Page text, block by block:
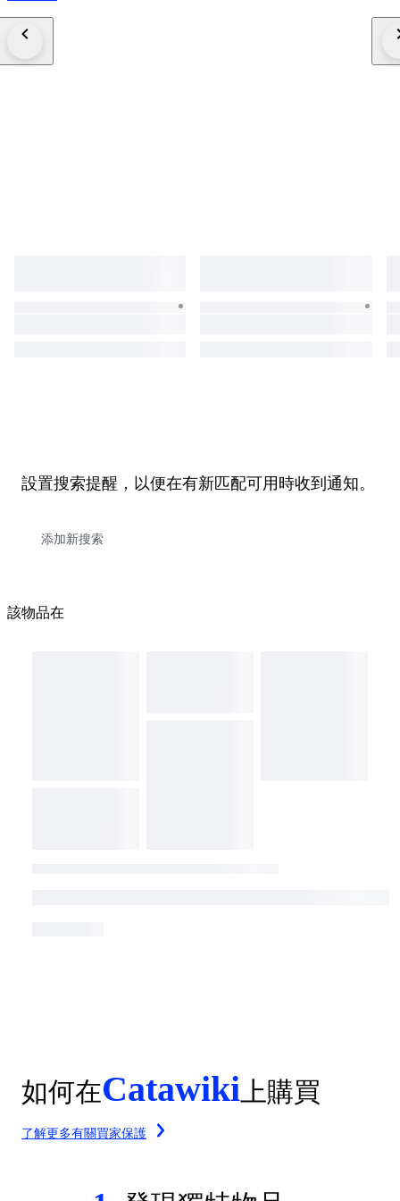
設置搜索提醒，以便在有新匹配可用時收到通知。
該物品在
如何在Catawiki 上購買
了解更多有關買家保護